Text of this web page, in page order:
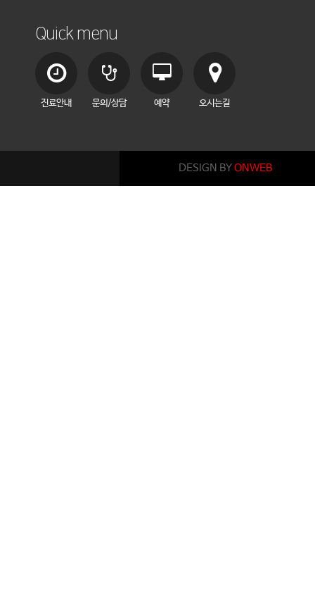
Quick menu
진료안내 문의/상담 예약 오시는길
DESIGN BYONWEB